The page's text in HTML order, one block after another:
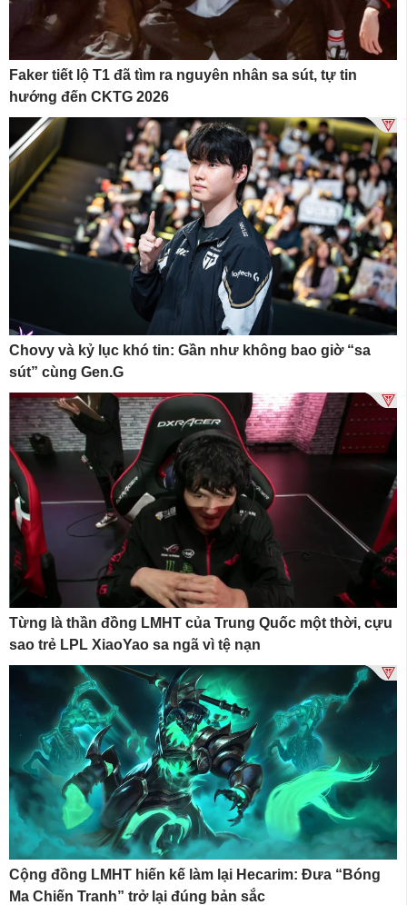
Faker tiết lộ T1 đã tìm ra nguyên nhân sa sút, tự tin
hướng đến CKTG 2026
Chovy và kỷ lục khó tin: Gần như không bao giờ “sa
sút” cùng Gen.G
Từng là thần đồng LMHT của Trung Quốc một thời, cựu
sao trẻ LPL XiaoYao sa ngã vì tệ nạn
Cộng đồng LMHT hiến kế làm lại Hecarim: Đưa “Bóng
Ma Chiến Tranh” trở lại đúng bản sắc